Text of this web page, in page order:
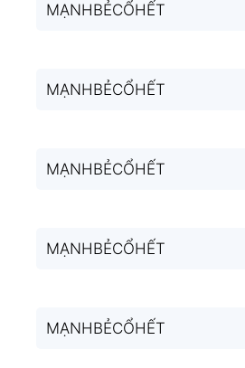
MẠNHBẺCỔHẾT
MẠNHBẺCỔHẾT
MẠNHBẺCỔHẾT
MẠNHBẺCỔHẾT
MẠNHBẺCỔHẾT